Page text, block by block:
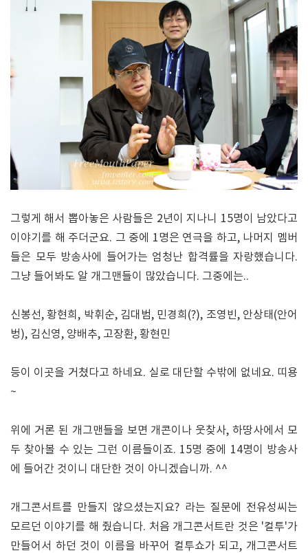
그렇게 해서 뽑아놓은 사람들은 2년이 지나니 15명이 남았다고
이야기를 해 주더군요. 그 중에 1명은 연극을 하고, 나머지 멤버
들은 모두 방송사에 들어가는 엄청난 합격률을 자랑했습니다.
그냥 들어봐도 알 개그맨들이 많았습니다. 그중에는..
신봉선, 황현희, 박휘순, 김대범, 민경희(?), 조영빈, 안상태(안어
벙), 김신영, 양배추, 고장환, 황현민
등이 이곳을 거쳤다고 하네요. 실로 대단할 수밖에 없네요. 띠용
~
위에 거론 된 개그맨들을 보면 개콘이나 웃찾사, 하땅사에서 모
두 찾아볼 수 있는 그런 이름들이죠. 15명 중에 14명이 방송사
에 들어간 것이니 대단한 것이 아니겠습니까. ^^
개그콘서트를 만들지 않으셨는지요? 라는 질문에 전유성씨는
모르던 이야기를 해 줬습니다. 처음 개그콘서트란 것은 '컬투'가
만들어서 하던 것이 이름을 바꾸어 컬투쇼가 되고, 개그콘서트